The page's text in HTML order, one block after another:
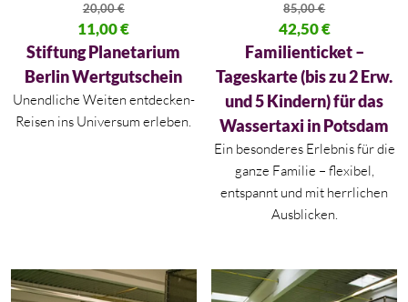
20,00€
Ursprünglicher Preis war: 20,00 €
11,00€
Aktueller Preis ist: 11,00 €.
Stiftung Planetarium
Berlin Wertgutschein
Unendliche Weiten entdecken-
Reisen ins Universum erleben.
85,00€
Ursprünglicher Preis war:
42,50€
Aktueller Preis ist: 42,50 €.
Familienticket –
Tageskarte (bis zu 2 Erw.
und 5 Kindern) für das
Wassertaxi in Potsdam
Ein besonderes Erlebnis für die
ganze Familie – flexibel,
entspannt und mit herrlichen
Ausblicken.